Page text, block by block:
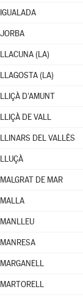
IGUALADA
JORBA
LLACUNA (LA)
LLAGOSTA (LA)
LLIÇÀ D'AMUNT
LLIÇÀ DE VALL
LLINARS DEL VALLÈS
LLUÇÀ
MALGRAT DE MAR
MALLA
MANLLEU
MANRESA
MARGANELL
MARTORELL